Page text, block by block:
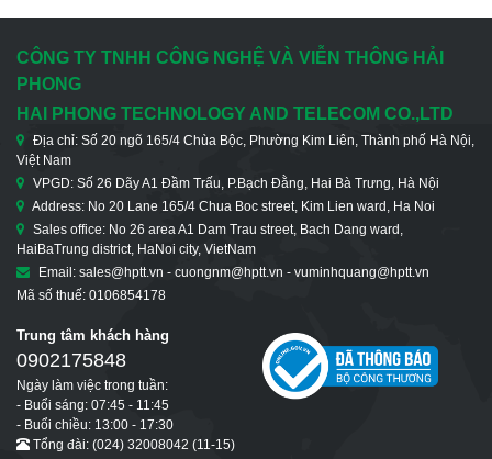
10/100/1000Base-T
100/1000MBit/s SFP
CÔNG TY TNHH CÔNG NGHỆ VÀ VIỄN THÔNG HẢI
PHONG
HAI PHONG TECHNOLOGY AND TELECOM CO.,LTD
Địa chỉ: Số 20 ngõ 165/4 Chùa Bộc, Phường Kim Liên, Thành phố Hà Nội,
Việt Nam
VPGD: Số 26 Dãy A1 Đầm Trấu, P.Bạch Đằng, Hai Bà Trưng, Hà Nội
Address: No 20 Lane 165/4 Chua Boc street, Kim Lien ward, Ha Noi
Sales office: No 26 area A1 Dam Trau street, Bach Dang ward,
HaiBaTrung district, HaNoi city, VietNam
Email: sales@hptt.vn - cuongnm@hptt.vn - vuminhquang@hptt.vn
Mã số thuế: 0106854178
Trung tâm khách hàng
0902175848
Ngày làm việc trong tuần:
- Buổi sáng: 07:45 - 11:45
- Buổi chiều: 13:00 - 17:30
Tổng đài: (024) 32008042 (11-15)